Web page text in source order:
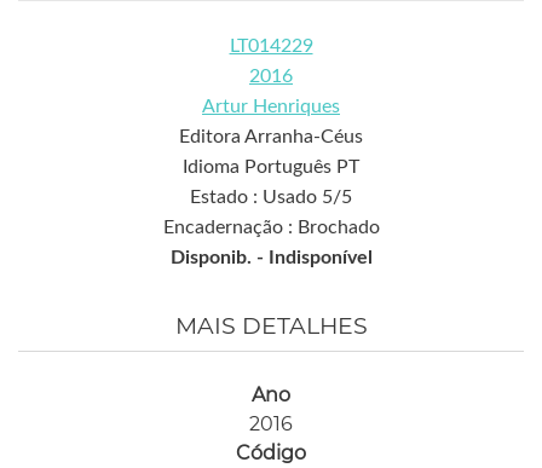
LT014229
2016
Artur Henriques
Editora Arranha-Céus
Idioma Português PT
Estado : Usado 5/5
Encadernação : Brochado
Disponib. -
Indisponível
MAIS DETALHES
Ano
2016
Código